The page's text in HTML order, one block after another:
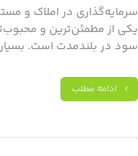
سرمایه‌گذاری در املاک و
یکی از مطمئن‌ترین و
سود در بلندمدت است.
ادامه مطلب